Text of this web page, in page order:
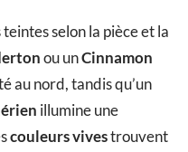
selon la pièce et la
ou unCinnamon
au nord, tandis qu’un
illumine une
couleurs vivestrouvent